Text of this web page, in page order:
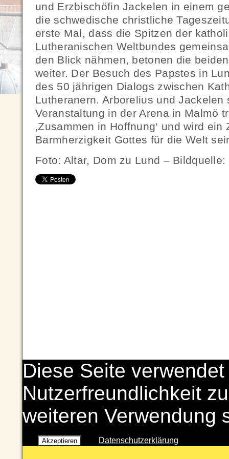
und Erzbischöfin Jackelen in einem
die schwedische christliche
erste Mal, dass die Spitzen der
Lutheranischen Weltbundes
den Blick nähmen, betonen die
weiter. Der Besuch des Papstes in
des 50 jährigen Dialogs zwischen
Lutheranern. Arborelius und Jackelen
Veranstaltung in der Arena in Malmö
‚Zusammen in Hoffnung‘ und wird ein
Barmherzigkeit Gottes für die Welt
Foto: Altar, Dom zu Lund – Bildquelle:
Diese Seite
Nutzerfreundlichkeit
weiteren Verwendung
Akzeptieren Datenschutzerklärung